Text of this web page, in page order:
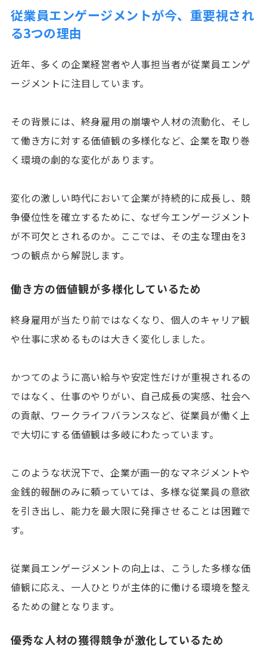
従業員エンゲージメントが今、重要視され
る3つの理由
近年、多くの企業経営者や人事担当者が従業員エンゲ
ージメントに注目しています。
その背景には、終身雇用の崩壊や人材の流動化、そし
て働き方に対する価値観の多様化など、企業を取り巻
く環境の劇的な変化があります。
変化の激しい時代において企業が持続的に成長し、競
争優位性を確立するために、なぜ今エンゲージメント
が不可欠とされるのか。ここでは、その主な理由を3
つの観点から解説します。
働き方の価値観が多様化しているため
終身雇用が当たり前ではなくなり、個人のキャリア観
や仕事に求めるものは大きく変化しました。
かつてのように高い給与や安定性だけが重視されるの
ではなく、仕事のやりがい、自己成長の実感、社会へ
の貢献、ワークライフバランスなど、従業員が働く上
で大切にする価値観は多岐にわたっています。
このような状況下で、企業が画一的なマネジメントや
金銭的報酬のみに頼っていては、多様な従業員の意欲
を引き出し、能力を最大限に発揮させることは困難で
す。
従業員エンゲージメントの向上は、こうした多様な価
値観に応え、一人ひとりが主体的に働ける環境を整え
るための鍵となります。
優秀な人材の獲得競争が激化しているため